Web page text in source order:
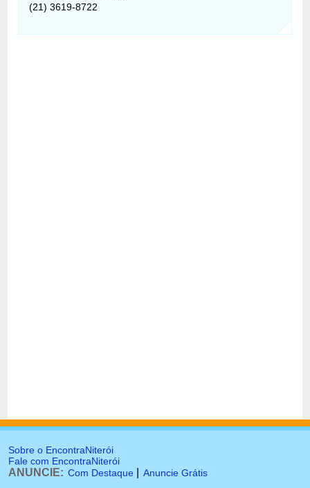
(21) 3619-8722
Sobre o EncontraNiterói
Fale com EncontraNiterói
ANUNCIE: Com Destaque Anuncie Grátis